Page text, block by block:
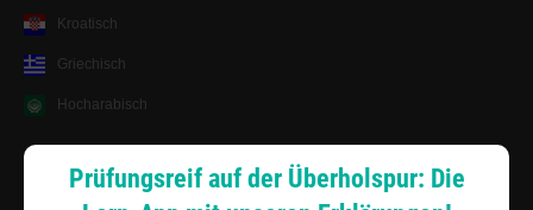
Prüfungsreif auf der Überholspur: Die
Kroatisch
Griechisch
Hocharabisch
Lernsystem